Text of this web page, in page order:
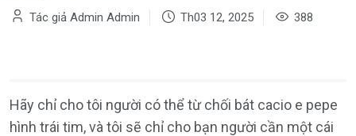
Tác giả Admin Admin Th03 12, 2025 388
Hãy chỉ cho tôi người có thể từ chối bát cacio e pepe
hình trái tim, và tôi sẽ chỉ cho bạn người cần một cái